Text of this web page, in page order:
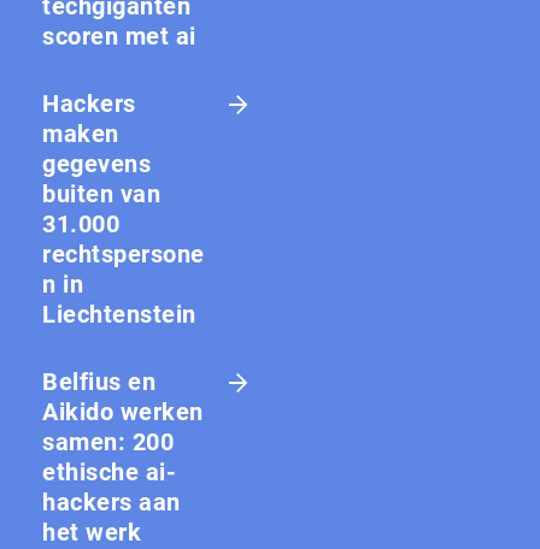
techgiganten
scoren met ai
Hackers
maken
gegevens
buiten van
31.000
rechtspersone
n in
Liechtenstein
Belfius en
Aikido werken
samen: 200
ethische ai-
hackers aan
het werk